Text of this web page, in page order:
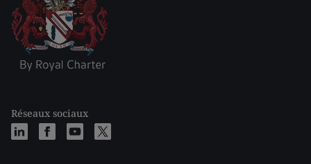
Réseaux sociaux